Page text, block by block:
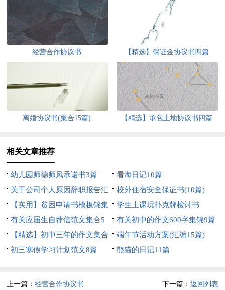
经营合作协议书 【精选】保证金协议书四篇
离婚协议书(集合15篇) 【精选】承包土地协议书四篇
相关文章推荐
幼儿园师德师风承诺书3篇
看海日记10篇
关于公司个人原因辞职报告汇
编十篇
校外住宿安全保证书(10篇)
【实用】贫困申请书模板锦集
九篇
学生上课玩扑克牌检讨书
有关应届生自荐信范文集合5
篇
有关初中的作文600字集锦9篇
【精选】初中三年的作文集合
六篇
端午节活动方案(汇编15篇)
初三寒假学习计划范文8篇
熊猫的日记11篇
上一篇：经营合作协议书 下一篇： 返回列表